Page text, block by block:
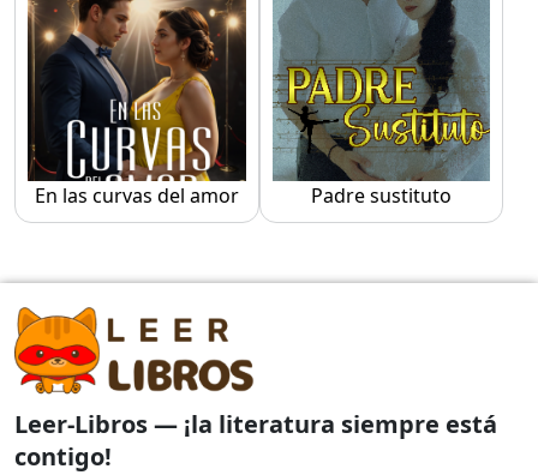
En las curvas del amor Padre sustituto
Leer-Libros — ¡la literatura siempre está
contigo!